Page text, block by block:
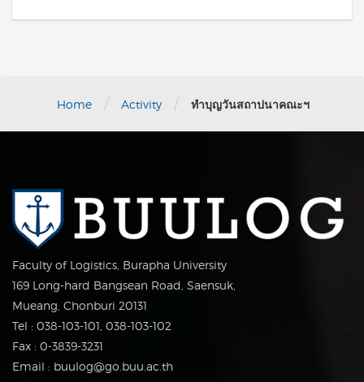
Home / Activity / ทำบุญวันสถาปนาคณะฯ
Faculty of Logistics, Burapha University
169 Long-hard Bangsean Road, Saensuk,
Mueang, Chonburi 20131
Tel : 038-103-101, 038-103-102
Fax : 0-3839-3231
Email : buulog@go.buu.ac.th